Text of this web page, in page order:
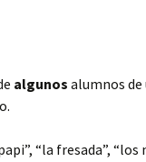
algunos alumnos de
“la fresada”, “los